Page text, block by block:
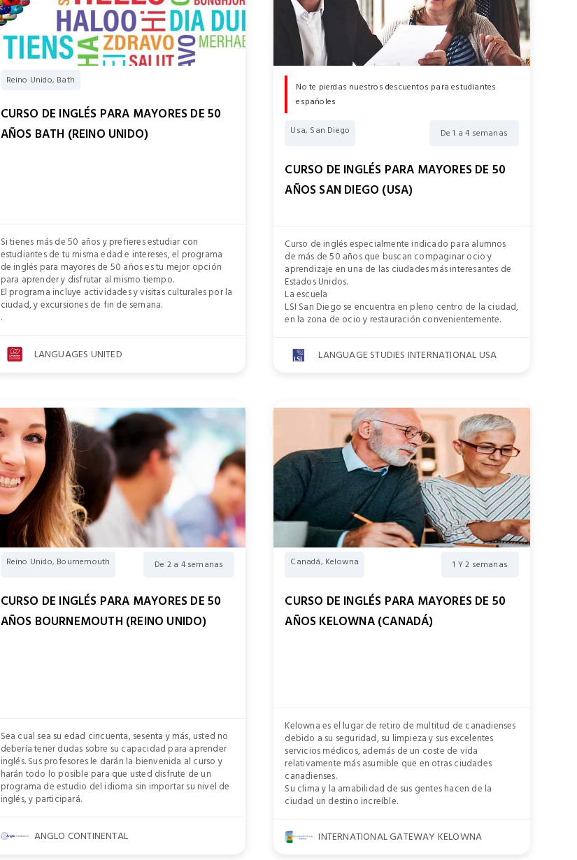
Reino Unido, Bath
CURSO DE INGLÉS PARA MAYORES DE 50
AÑOS BATH (REINO UNIDO)
Si tienes más de 50 años y prefieres estudiar con
estudiantes de tu misma edad e intereses, el programa
de inglés para mayores de 50 años es tu mejor opción
para aprender y disfrutar al mismo tiempo.
El programa incluye actividades y visitas culturales por la
ciudad, y excursiones de fin de semana.
.
LANGUAGES UNITED
No te pierdas nuestros descuentos para estudiantes
españoles
Usa, San Diego De 1 a 4 semanas
CURSO DE INGLÉS PARA MAYORES DE 50
AÑOS SAN DIEGO (USA)
Curso de inglés especialmente indicado para alumnos
de más de 50 años que buscan compaginar ocio y
aprendizaje en una de las ciudades más interesantes de
Estados Unidos.
La escuela
LSI San Diego se encuentra en pleno centro de la ciudad,
en la zona de ocio y restauración convenientemente.
LANGUAGE STUDIES INTERNATIONAL USA
Reino Unido, Bournemouth De 2 a 4 semanas
CURSO DE INGLÉS PARA MAYORES DE 50
AÑOS BOURNEMOUTH (REINO UNIDO)
Sea cual sea su edad cincuenta, sesenta y más, usted no
debería tener dudas sobre su capacidad para aprender
inglés. Sus profesores le darán la bienvenida al curso y
harán todo lo posible para que usted disfrute de un
programa de estudio del idioma sin importar su nivel de
inglés, y participará.
ANGLO CONTINENTAL
Canadá, Kelowna 1 Y 2 semanas
CURSO DE INGLÉS PARA MAYORES DE 50
AÑOS KELOWNA (CANADÁ)
Kelowna es el lugar de retiro de multitud de canadienses
debido a su seguridad, su limpieza y sus excelentes
servicios médicos, además de un coste de vida
relativamente más asumible que en otras ciudades
canadienses.
Su clima y la amabilidad de sus gentes hacen de la
ciudad un destino increíble.
INTERNATIONAL GATEWAY KELOWNA